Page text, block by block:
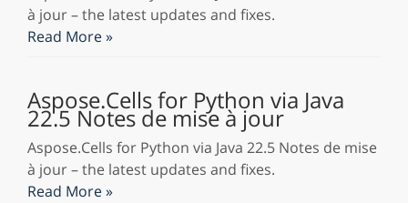
à jour – the latest updates and fixes.
Read More »
Aspose.Cells for Python via Java
22.5 Notes de mise à jour
Aspose.Cells for Python via Java 22.5 Notes de mise
à jour – the latest updates and fixes.
Read More »